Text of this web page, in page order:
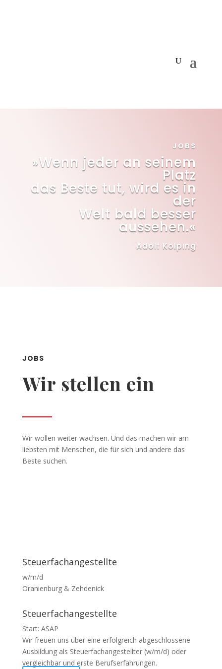
JOBS
»Wenn jeder an seinem
Platz
das Beste tut, wird es in
der
Welt bald besser
aussehen.«
Adolf Kolping
JOBS
Wir stellen ein
Wir wollen weiter wachsen. Und das machen wir am
liebsten mit Menschen, die für sich und andere das
Beste suchen.
Steuerfachangestellte
w/m/d
Oranienburg & Zehdenick
Steuerfachangestellte
Start: ASAP
Wir freuen uns über eine erfolgreich abgeschlossene
Ausbildung als Steuerfachangestellter (w/m/d) oder
vergleichbar und erste Berufserfahrungen.